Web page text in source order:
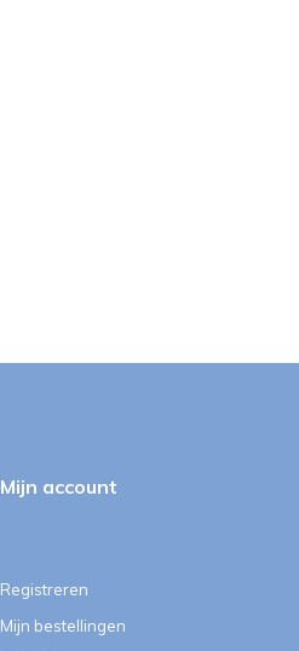
Mijn account
Registreren
Mijn bestellingen